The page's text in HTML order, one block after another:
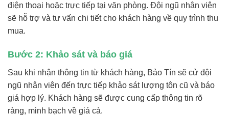
điện thoại hoặc trực tiếp tại văn phòng. Đội ngũ nhân viên
sẽ hỗ trợ và tư vấn chi tiết cho khách hàng về quy trình thu
mua.
Bước 2: Khảo sát và báo giá
Sau khi nhận thông tin từ khách hàng, Bảo Tín sẽ cử đội
ngũ nhân viên đến trực tiếp khảo sát lượng tôn cũ và báo
giá hợp lý. Khách hàng sẽ được cung cấp thông tin rõ
ràng, minh bạch về giá cả.